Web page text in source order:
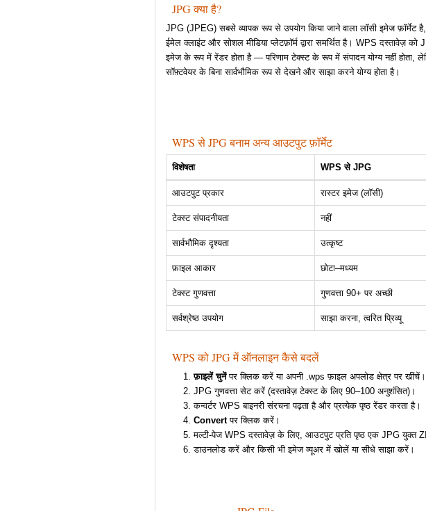
JPG क्या है?
JPG (JPEG) सबसे व्यापक रूप से उपयोग किया जाने वाला लॉसी इमेज फ़ॉर्मेट
ईमेल क्लाइंट और सोशल मीडिया प्लेटफ़ॉर्म द्वारा समर्थित है। WPS दस्तावेज़
इमेज के रूप में रेंडर होता है — परिणाम टेक्स्ट के रूप में संपादन योग्य नहीं होता,
सॉफ़्टवेयर के बिना सार्वभौमिक रूप से देखने और साझा करने योग्य होता है।
WPS से JPG बनाम अन्य आउटपुट फ़ॉर्मेट
विशेषता WPS से JPG
आउटपुट प्रकार रास्टर इमेज (लॉसी)
टेक्स्ट संपादनीयता नहीं
सार्वभौमिक दृश्यता उत्कृष्ट
फ़ाइल आकार छोटा–मध्यम
टेक्स्ट गुणवत्ता गुणवत्ता 90+ पर अच्छी
सर्वश्रेष्ठ उपयोग साझा करना, त्वरित प्रिव्यू
WPS को JPG में ऑनलाइन कैसे बदलें
फ़ाइलें चुनेंपर क्लिक करें या अपनी .wps फ़ाइल अपलोड क्षेत्र पर खींचें।
JPG गुणवत्ता सेट करें (दस्तावेज़ टेक्स्ट के लिए 90–100 अनुशंसित)।
कन्वर्टर WPS बाइनरी संरचना पढ़ता है और प्रत्येक पृष्ठ रेंडर करता है।
Convertपर क्लिक करें।
मल्टी-पेज WPS दस्तावेज़ के लिए, आउटपुट प्रति पृष्ठ एक JPG युक्त
डाउनलोड करें और किसी भी इमेज व्यूअर में खोलें या सीधे साझा करें।